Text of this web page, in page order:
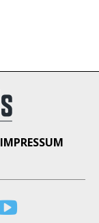
IMPRESSUM